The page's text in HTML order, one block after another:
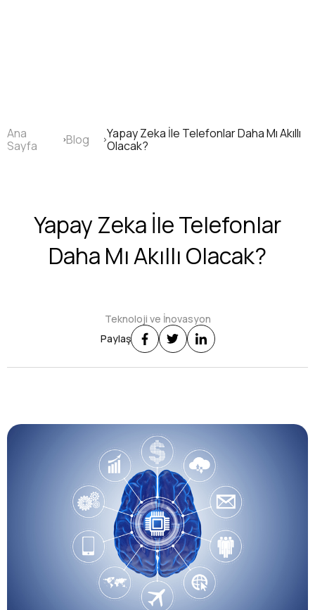
Sayfa
yolu
Ana
Sayfa
Blog
Yapay Zeka İle Telefonlar Daha Mı Akıllı
Olacak?
Yapay Zeka İle Telefonlar
Daha Mı Akıllı Olacak?
Teknoloji ve İnovasyon
Paylaş